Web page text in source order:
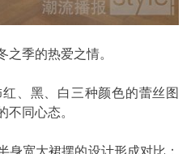
之季的热爱之情。
、黑、白三种颜色的蕾丝图
不同心态。
身宽大裙摆的设计形成对比；